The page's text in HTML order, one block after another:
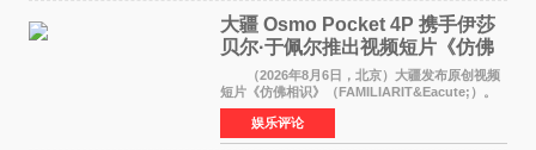
大疆 Osmo Pocket 4P 携手伊莎
贝尔·于佩尔推出视频短片《仿佛
相识》
（2026年8月6日，北京）大疆发布原创视频
短片《仿佛相识》（FAMILIARIT&Eacute;）。
视频短片由戛纳国际电影节最佳女演员伊莎贝尔·
于佩尔（Isabelle Huppert）主演，全程使用大
疆首款双主摄口
娱乐评论